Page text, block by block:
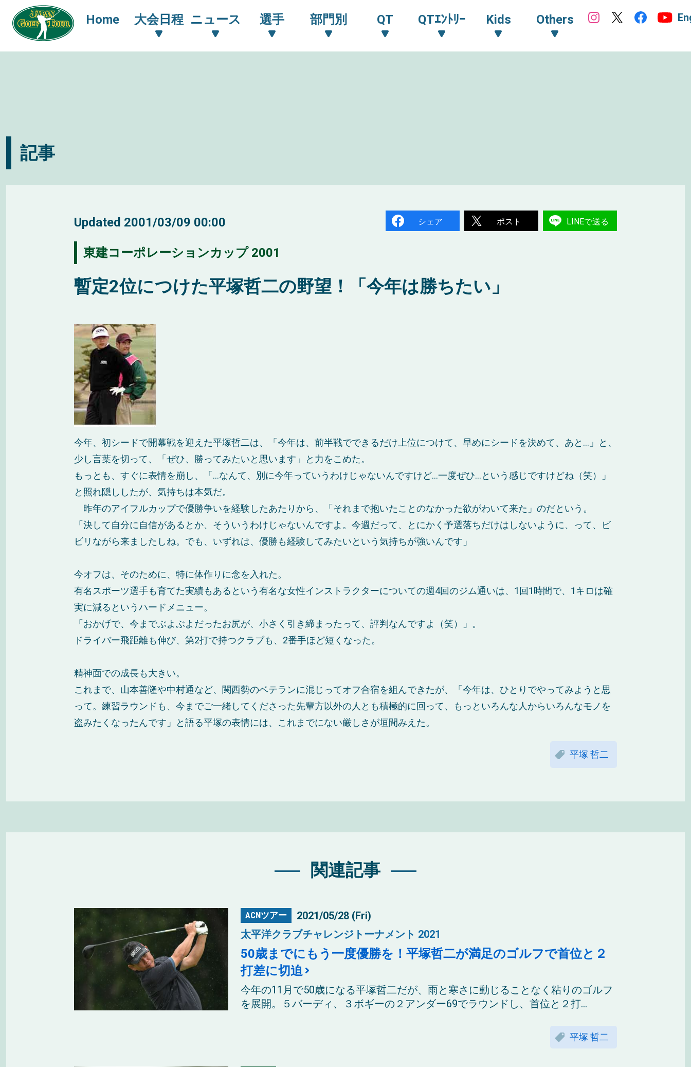
Home 大会日程 ニュース 選手 部門別 QT QTｴﾝﾄﾘｰ Kids Others
記事
Updated 2001/03/09 00:00 シェア ポスト LINEで送る
東建コーポレーションカップ 2001
暫定2位につけた平塚哲二の野望！「今年は勝ちたい」
今年、初シードで開幕戦を迎えた平塚哲二は、「今年は、前半戦でできるだけ上位につけて、早めにシードを決めて、あと…」と、
少し言葉を切って、「ぜひ、勝ってみたいと思います」と力をこめた。
もっとも、すぐに表情を崩し、「…なんて、別に今年っていうわけじゃないんですけど…一度ぜひ…という感じですけどね（笑）」
と照れ隠ししたが、気持ちは本気だ。
昨年のアイフルカップで優勝争いを経験したあたりから、「それまで抱いたことのなかった欲がわいて来た」のだという。
「決して自分に自信があるとか、そういうわけじゃないんですよ。今週だって、とにかく予選落ちだけはしないように、って、ビ
ビリながら来ましたしね。でも、いずれは、優勝も経験してみたいという気持ちが強いんです」
今オフは、そのために、特に体作りに念を入れた。
有名スポーツ選手も育てた実績もあるという有名な女性インストラクターについての週4回のジム通いは、1回1時間で、1キロは確
実に減るというハードメニュー。
「おかげで、今までぶよぶよだったお尻が、小さく引き締まったって、評判なんですよ（笑）」。
ドライバー飛距離も伸び、第2打で持つクラブも、2番手ほど短くなった。
精神面での成長も大きい。
これまで、山本善隆や中村通など、関西勢のベテランに混じってオフ合宿を組んできたが、「今年は、ひとりでやってみようと思
って。練習ラウンドも、今までご一緒してくださった先輩方以外の人とも積極的に回って、もっといろんな人からいろんなモノを
盗みたくなったんです」と語る平塚の表情には、これまでにない厳しさが垣間みえた。
平塚 哲二
関連記事
ACNツアー
2021/05/28 (Fri)
太平洋クラブチャレンジトーナメント 2021
50歳までにもう一度優勝を！平塚哲二が満足のゴルフで首位と２
打差に切迫
今年の11月で50歳になる平塚哲二だが、雨と寒さに動じることなく粘りのゴルフ
を展開。５バーディ、３ボギーの２アンダー69でラウンドし、首位と２打...
平塚 哲二